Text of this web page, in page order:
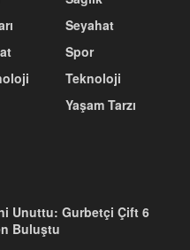
Seyahat
Spor
Teknoloji
Yaşam Tarzı
Unuttu: Gurbetçi Çift 6
Buluştu